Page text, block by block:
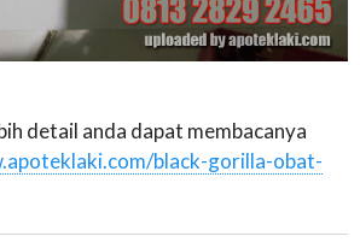
detail anda dapat membacanya
black-gorilla-obat-